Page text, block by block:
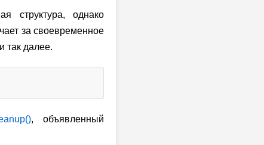
структура, однако
за своевременное
так далее.
, объявленный